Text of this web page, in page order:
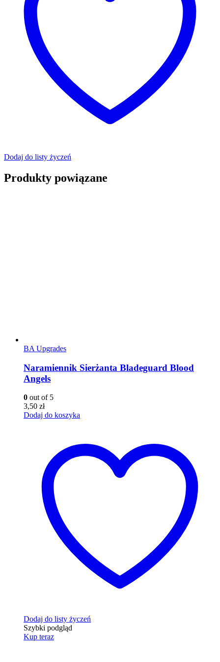
Dodaj do listy życzeń
Produkty powiązane
BA Upgrades
Naramiennik Sierżanta Bladeguard Blood
Angels
0 out of 5
3,50 zł
Dodaj do koszyka
Dodaj do listy życzeń
Szybki podgląd
Kup teraz